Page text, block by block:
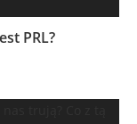
PRL?